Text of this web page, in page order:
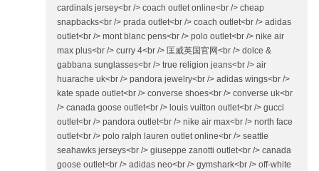
cardinals jersey<br /> coach outlet online<br /> cheap
snapbacks<br /> prada outlet<br /> coach outlet<br /> adidas
outlet<br /> mont blanc pens<br /> polo outlet<br /> nike air
max plus<br /> curry 4<br /> 匡威英国官网<br /> dolce &
gabbana sunglasses<br /> true religion jeans<br /> air
huarache uk<br /> pandora jewelry<br /> adidas wings<br />
kate spade outlet<br /> converse shoes<br /> converse uk<br
/> canada goose outlet<br /> louis vuitton outlet<br /> gucci
outlet<br /> pandora outlet<br /> nike air max<br /> north face
outlet<br /> polo ralph lauren outlet online<br /> seattle
seahawks jerseys<br /> giuseppe zanotti outlet<br /> canada
goose outlet<br /> adidas neo<br /> gymshark<br /> off-white